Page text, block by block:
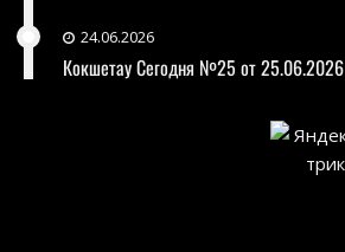
24.06.2026
Кокшетау Сегодня №25 от 25.06.2026